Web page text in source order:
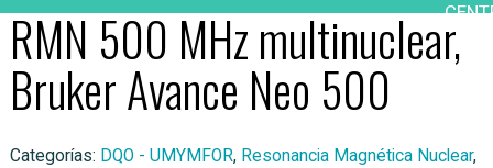
RMN 500 MHz multinuclear,
Bruker Avance Neo 500
Categorías: DQO - UMYMFOR, Resonancia Magnética Nuclear,